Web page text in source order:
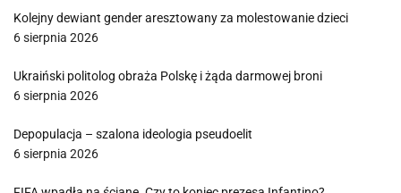
Kolejny dewiant gender aresztowany za molestowanie dzieci
6 sierpnia 2026
Ukraiński politolog obraża Polskę i żąda darmowej broni
6 sierpnia 2026
Depopulacja – szalona ideologia pseudoelit
6 sierpnia 2026